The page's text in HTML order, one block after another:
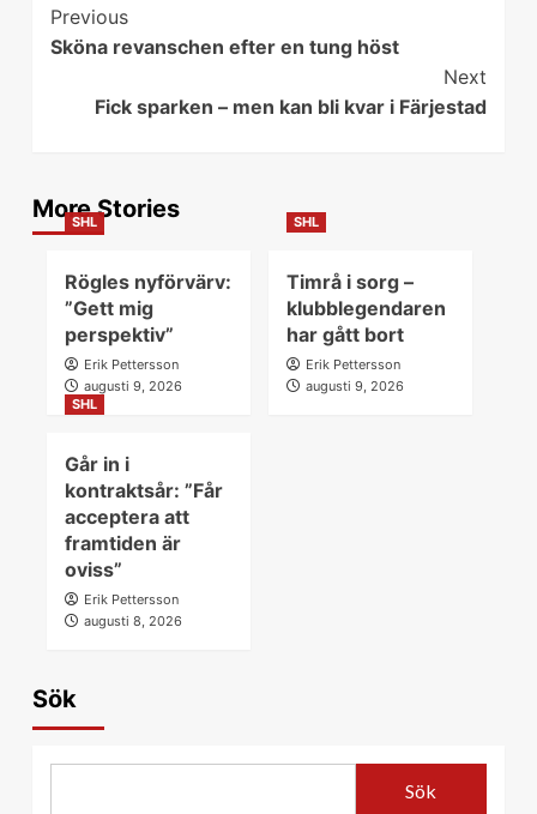
Continue
Reading
Previous
Sköna revanschen efter en tung höst
Next
Fick sparken – men kan bli kvar i Färjestad
More Stories
SHL
Rögles nyförvärv:
”Gett mig
perspektiv”
Erik Pettersson
augusti 9, 2026
SHL
Timrå i sorg –
klubblegendaren
har gått bort
Erik Pettersson
augusti 9, 2026
SHL
Går in i
kontraktsår: ”Får
acceptera att
framtiden är
oviss”
Erik Pettersson
augusti 8, 2026
Sök
Sök